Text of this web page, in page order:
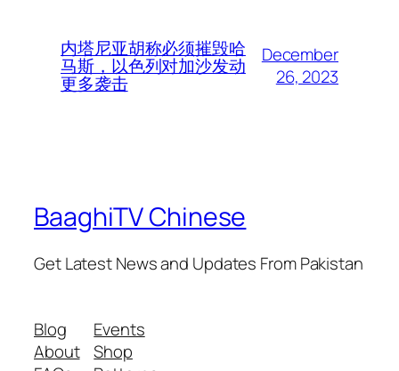
内塔尼亚胡称必须摧毁哈
马斯，以色列对加沙发动
更多袭击
December
26, 2023
BaaghiTV Chinese
Get Latest News and Updates From Pakistan
Blog
About
Events
Shop